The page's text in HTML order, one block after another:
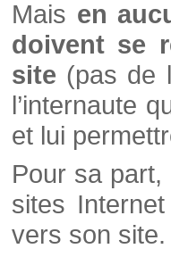
Mais en
doivent se
site (pas de
l’internaute
et lui
Pour sa
sites
vers son site.